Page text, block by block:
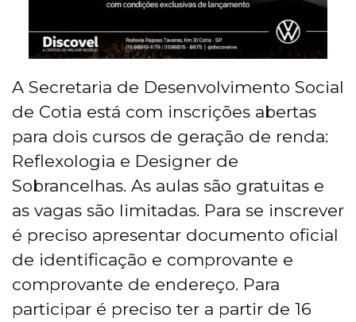
A Secretaria de Desenvolvimento Social
de Cotia está com inscrições abertas
para dois cursos de geração de renda:
Reflexologia e Designer de
Sobrancelhas. As aulas são gratuitas e
as vagas são limitadas. Para se inscrever
é preciso apresentar documento oficial
de identificação e comprovante e
comprovante de endereço. Para
participar é preciso ter a partir de 16